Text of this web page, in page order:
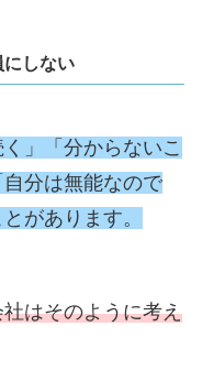
にしない
」「分からないこ
分は無能なので
があります。
はそのように考え